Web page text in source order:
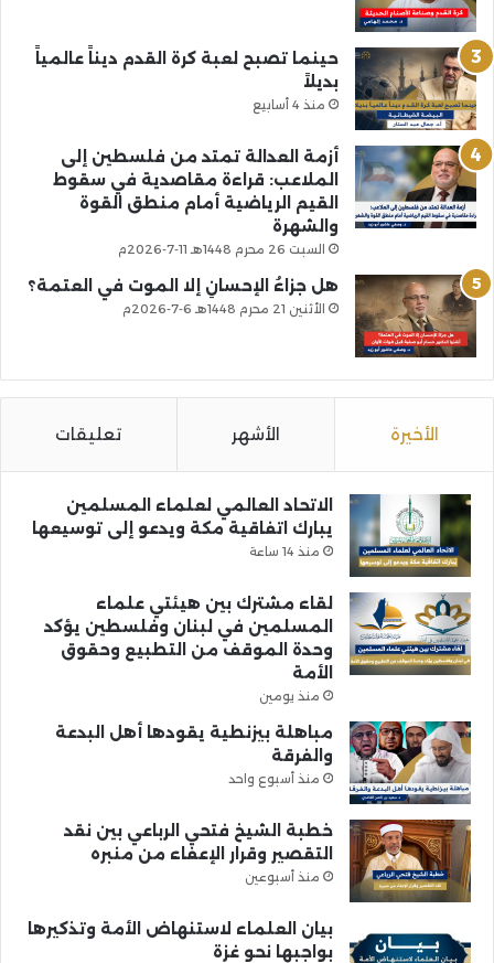
حينما تصبح لعبة كرة القدم ديناً عالمياً
بديلاً
منذ 4 أسابيع
أزمة العدالة تمتد من فلسطين إلى
الملاعب: قراءة مقاصدية في سقوط
القيم الرياضية أمام منطق القوة
والشهرة
السبت 26 محرم 1448هـ 11-7-2026م
هل جزاءُ الإحسانِ إلا الموت في العتمة؟
الأثنين 21 محرم 1448هـ 6-7-2026م
الأخيرة الأشهر تعليقات
الاتحاد العالمي لعلماء المسلمين
يبارك اتفاقية مكة ويدعو إلى توسيعها
منذ 14 ساعة
لقاء مشترك بين هيئتي علماء
المسلمين في لبنان وفلسطين يؤكد
وحدة الموقف من التطبيع وحقوق
الأمة
منذ يومين
مباهلة بيزنطية يقودها أهل البدعة
والفرقة
منذ أسبوع واحد
خطبة الشيخ فتحي الرباعي بين نقد
التقصير وقرار الإعفاء من منبره
منذ أسبوعين
بيان العلماء لاستنهاض الأمة وتذكيرها
بواجبها نحو غزة